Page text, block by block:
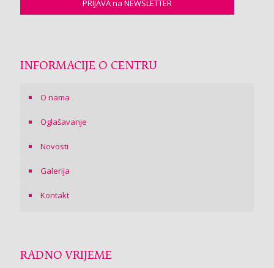
INFORMACIJE O CENTRU
O nama
Oglašavanje
Novosti
Galerija
Kontakt
RADNO VRIJEME